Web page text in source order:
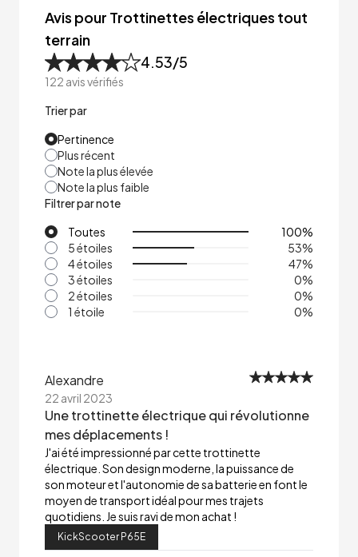
Avis pour Trottinettes électriques tout
terrain
4.53/5
122 avis vérifiés
Trier par
Pertinence
Plus récent
Note la plus élevée
Note la plus faible
Filtrer par note
Toutes
100%
5 étoiles
53%
4 étoiles
47%
3 étoiles
0%
2 étoiles
0%
1 étoile
0%
Alexandre
22 avril 2023
Une trottinette électrique qui révolutionne
mes déplacements !
J'ai été impressionné par cette trottinette
électrique. Son design moderne, la puissance de
son moteur et l'autonomie de sa batterie en font le
moyen de transport idéal pour mes trajets
quotidiens. Je suis ravi de mon achat !
KickScooter P65E